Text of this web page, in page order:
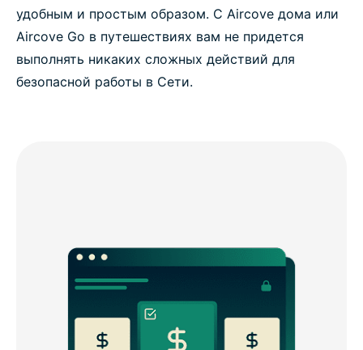
удобным и простым образом. С Aircove дома или
Aircove Go в путешествиях вам не придется
выполнять никаких сложных действий для
безопасной работы в Сети.